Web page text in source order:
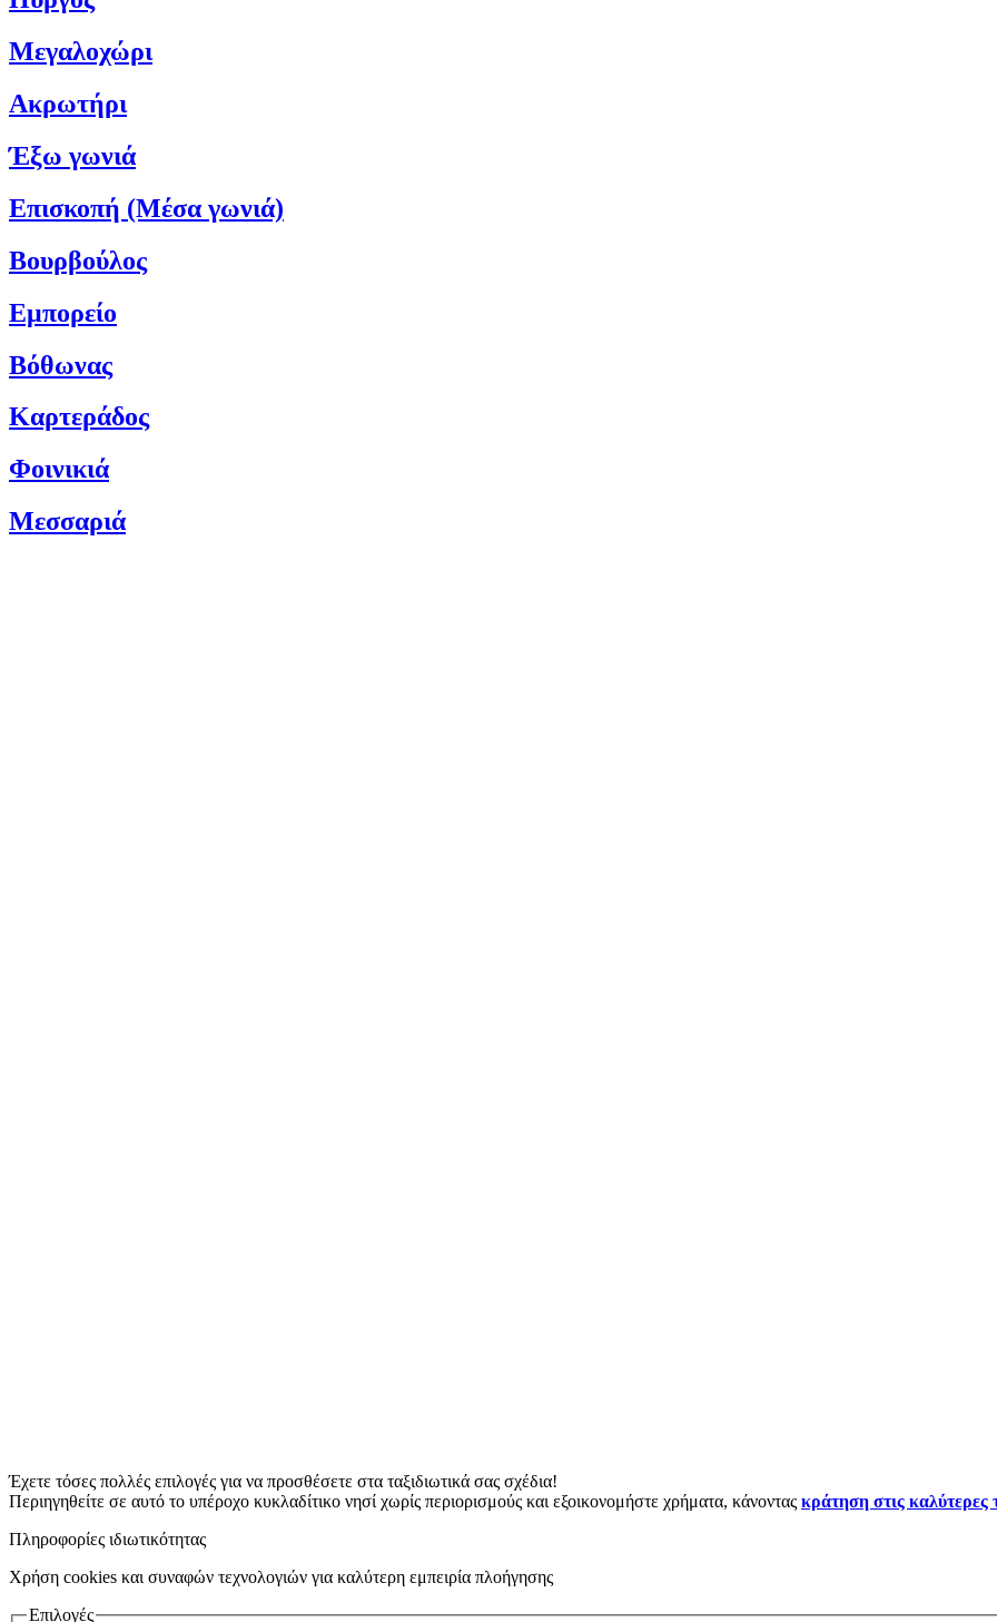
Μεγαλοχώρι
Ακρωτήρι
Έξω γωνιά
Επισκοπή (Μέσα γωνιά)
Βουρβούλος
Εμπορείο
Βόθωνας
Καρτεράδος
Φοινικιά
Μεσσαριά
Έχετε τόσες πολλές επιλογές για να προσθέσετε στα ταξιδιωτικά σας σχέδια!
Περιηγηθείτε σε αυτό το υπέροχο κυκλαδίτικο νησί χωρίς περιορισμούς και εξοικονομήστε χρήματα, κάνοντας κράτηση στις καλύτερες
Πληροφορίες ιδιωτικότητας
Χρήση cookies και συναφών τεχνολογιών για καλύτερη εμπειρία πλοήγησης
Επιλογές